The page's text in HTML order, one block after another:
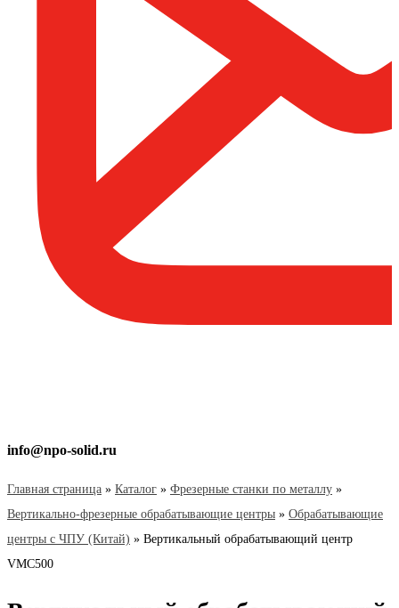
info@npo-solid.ru
Главная страница » Каталог » Фрезерные станки по металлу »
Вертикально-фрезерные обрабатывающие центры » Обрабатывающие
центры с ЧПУ (Китай) » Вертикальный обрабатывающий центр
VMC500